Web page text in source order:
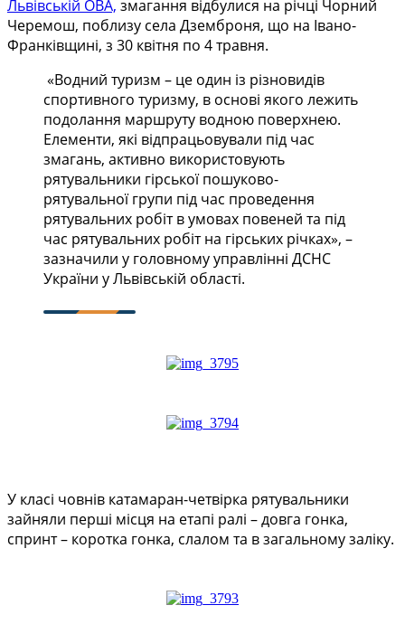
Львівській ОВА, змагання відбулися на річці Чорний
Черемош, поблизу села Дземброня, що на Івано-
Франківщині, з 30 квітня по 4 травня.
«Водний туризм – це один із різновидів
спортивного туризму, в основі якого лежить
подолання маршруту водною поверхнею.
Елементи, які відпрацьовували під час
змагань, активно використовують
рятувальники гірської пошуково-
рятувальної групи під час проведення
рятувальних робіт в умовах повеней та під
час рятувальних робіт на гірських річках», –
зазначили у головному управлінні ДСНС
України у Львівській області.
У класі човнів катамаран-четвірка рятувальники
зайняли перші місця на етапі ралі – довга гонка,
спринт – коротка гонка, слалом та в загальному заліку.